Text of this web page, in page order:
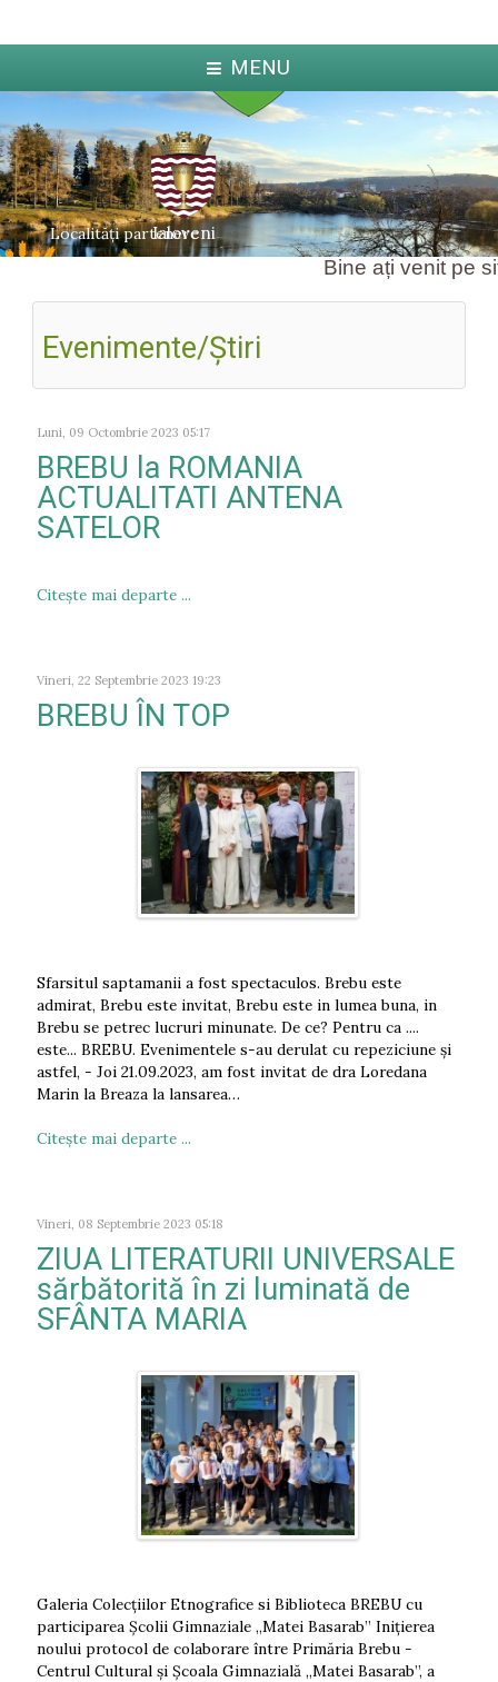
MENU
Localități partenere
Ialoveni
Bine ați venit pe
Evenimente/Ştiri
Luni, 09 Octombrie 2023 05:17
BREBU la ROMANIA
ACTUALITATI ANTENA
SATELOR
Citeşte mai departe ...
Vineri, 22 Septembrie 2023 19:23
BREBU ÎN TOP
Sfarsitul saptamanii a fost spectaculos. Brebu este
admirat, Brebu este invitat, Brebu este in lumea buna, in
Brebu se petrec lucruri minunate. De ce? Pentru ca ....
este... BREBU. Evenimentele s-au derulat cu repeziciune și
astfel, - Joi 21.09.2023, am fost invitat de dra Loredana
Marin la Breaza la lansarea…
Citeşte mai departe ...
Vineri, 08 Septembrie 2023 05:18
ZIUA LITERATURII UNIVERSALE
sărbătorită în zi luminată de
SFÂNTA MARIA
Galeria Colecțiilor Etnografice si Biblioteca BREBU cu
participarea Școlii Gimnaziale „Matei Basarab” Inițierea
noului protocol de colaborare între Primăria Brebu -
Centrul Cultural și Școala Gimnazială „Matei Basarab”, a